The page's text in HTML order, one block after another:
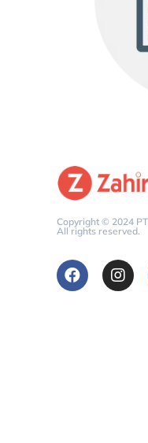
Copyright © 2024
All rights reserved.